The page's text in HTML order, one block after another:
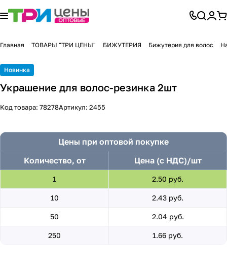
Главная ТОВАРЫ "ТРИ ЦЕНЫ" БИЖУТЕРИЯ Бижутерия для волос
Новинка
Украшение для волос-резинка 2шт
Код товара: 78278Артикул: 2455
Цены при оптовой покупке
Количество, от
Цена (с НДС)/шт
1 2.50 руб.
10 2.43 руб.
50 2.04 руб.
250 1.66 руб.